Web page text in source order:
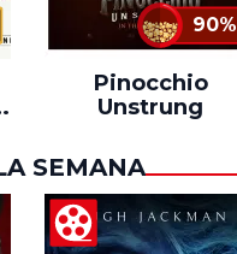
90%
Pinocchio
Unstrung
SEMANA